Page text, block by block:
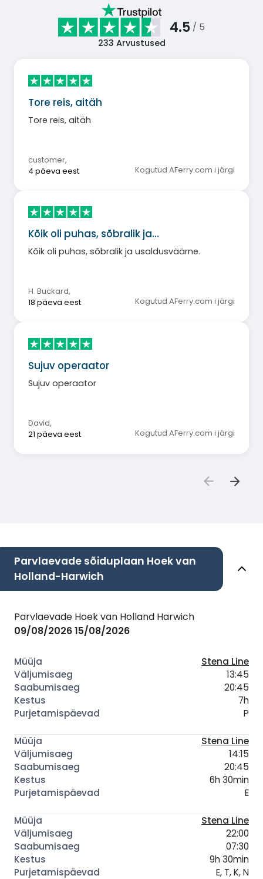
4.5 / 5
233 Arvustused
Tore reis, aitäh
Tore reis, aitäh
customer,
4 päeva eest
Kogutud AFerry.com i järgi
Kõik oli puhas, sõbralik ja…
Kõik oli puhas, sõbralik ja usaldusväärne.
H. Buckard,
18 päeva eest
Kogutud AFerry.com i järgi
Sujuv operaator
Sujuv operaator
David,
21 päeva eest
Kogutud AFerry.com i järgi
Parvlaevade sõiduplaan Hoek van
Holland-Harwich
Parvlaevade Hoek van Holland Harwich
09/08/202615/08/2026
Stena Line
13:45
20:45
7h
P
Stena Line
14:15
20:45
6h 30min
E
Stena Line
22:00
07:30
9h 30min
E, T, K, N